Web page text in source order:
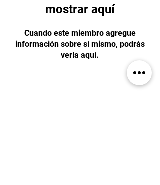
mostrar aquí
Cuando este miembro agregue
información sobre sí mismo, podrás
verla aquí.